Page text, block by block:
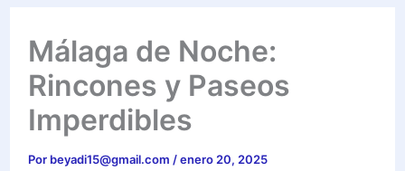
Málaga de Noche:
Rincones y Paseos
Imperdibles
Por beyadi15@gmail.com /enero 20, 2025